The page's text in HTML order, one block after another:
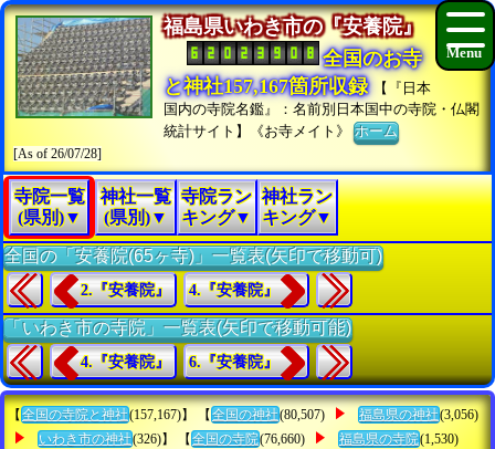
福島県いわき市の『安養院』
全国のお寺
と神社157,167箇所収録
【『日本
国内の寺院名鑑』：名前別日本国中の寺院・仏閣
統計サイト】《お寺メイト》ホーム
[As of 26/07/28]
寺院一覧
(県別)▼
神社一覧
(県別)▼
寺院ラン
キング▼
神社ラン
キング▼
全国の「安養院(65ヶ寺)」一覧表(矢印で移動可)
2.『安養院』 4.『安養院』
「いわき市の寺院」一覧表(矢印で移動可能)
4.『安養院』 6.『安養院』
【 全国の寺院と神社(157,167)】 【 全国の神社(80,507) 福島県の神社(3,056)
いわき市の神社(326)】 【 全国の寺院(76,660) 福島県の寺院(1,530)